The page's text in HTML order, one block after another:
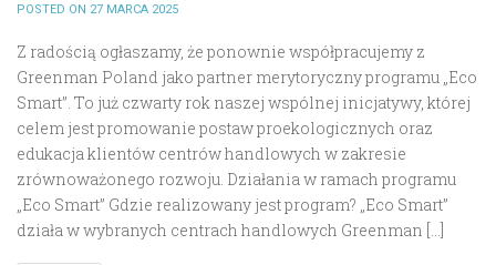
POSTED ON 27 MARCA 2025
Z radością ogłaszamy, że ponownie współpracujemy z
Greenman Poland jako partner merytoryczny programu „Eco
Smart”. To już czwarty rok naszej wspólnej inicjatywy, której
celem jest promowanie postaw proekologicznych oraz
edukacja klientów centrów handlowych w zakresie
zrównoważonego rozwoju. Działania w ramach programu
„Eco Smart” Gdzie realizowany jest program? „Eco Smart”
działa w wybranych centrach handlowych Greenman […]